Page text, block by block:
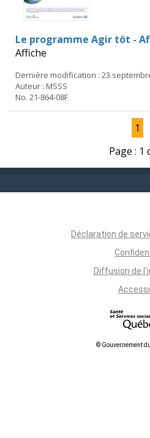
Le programme Agir tôt -
Affiche
Dernière modification : 23
Auteur : MSSS
No. 21-864-08F
1
Page : 1
Déclaration de
Diffusion de
© Gouvernement